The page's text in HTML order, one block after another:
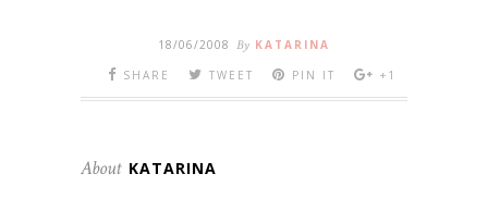
18/06/2008 By KATARINA
SHARE
TWEET PIN IT +1
About KATARINA